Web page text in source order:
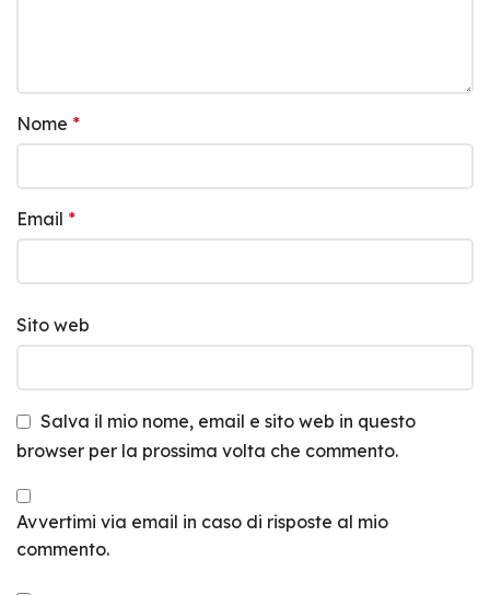
Nome *
Email *
Sito web
Salva il mio nome, email e sito web in questo
browser per la prossima volta che commento.
Avvertimi via email in caso di risposte al mio
commento.